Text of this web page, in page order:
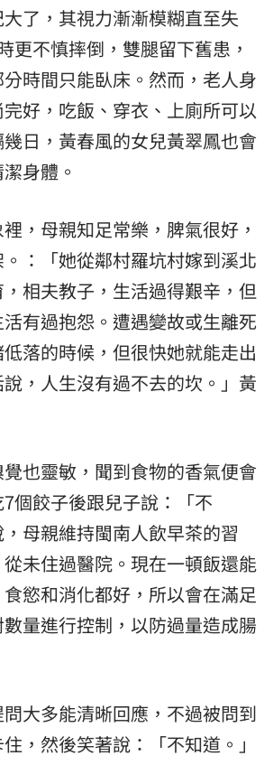
了，其視力漸漸模糊直至失
更不慎摔倒，雙腿留下舊患，
時間只能臥床。然而，老人身
好，吃飯、穿衣、上廁所可以
日，黃春風的女兒黃翠鳳也會
身體。
，母親知足常樂，脾氣很好，
：「她從鄰村羅坑村嫁到溪北
相夫教子，生活過得艱辛，但
有過抱怨。遭遇變故或生離死
落的時候，但很快她就能走出
，人生沒有過不去的坎。」黃
也靈敏，聞到食物的香氣便會
個餃子後跟兒子說：「不
母親維持閩南人飲早茶的習
未住過醫院。現在一頓飯還能
慾和消化都好，所以會在滿足
量進行控制，以防過量造成腸
大多能清晰回應，不過被問到
，然後笑著說：「不知道。」